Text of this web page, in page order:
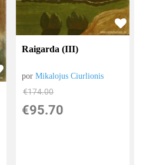
Raigarda (III)
porMikalojus Ciurlionis
€174.00
€95.70